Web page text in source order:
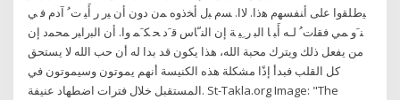
ﻴﻁﻠﻘﻭﺍ ﻋﻠﻰ ﺃﻨﻔﺴﻬﻡ ﻫﺫﺍ. ﻻﺍ. ﺴﻡ ﺒل ﺃﺨﺫﻭﻩ ﻤﻥ ﺩﻭﻥ ﺃﻥ ﻴﺭ ﺭ ﺃَﻴ ﺕﹸ ﺁﺩﻡ ﻓ ﻲ
ﻨﹶﻭ ﻤﻲ ﻓﻘﻠﺕﹸ ﻟـﻪ ﺃَﺒ ﺎ ﺍﻟﺒ ﺭﹺﻴ ﺔ ﺇﻥ ﺍﻟﻨﹼﺎﺱ ﻗﹶﺩ ﺤ ﻜﹶﻤ ﻭﺍ. ﺃﻥ ﺍﻟﺒﺭﺍﺒﺭ ﻤﺤﻤﺩ إن
من يفعل ذلك ويترك محبة الله، هذا يكون قد بدا له أن حب الله لا يستحق
كل القلب فبدأ إذًا مشكلة هذه الكنيسة أنهم يموتون وسيموتون في
المستقبل خلال فترات اضطهاد عنيفة. St-Takla.org Image: "The